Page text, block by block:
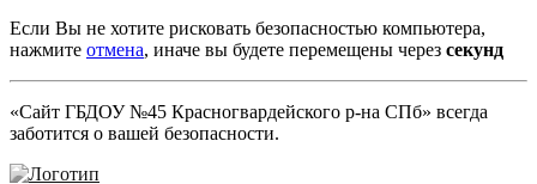
Если Вы не хотите рисковать безопасностью компьютера,
нажмите отмена, иначе вы будете перемещены через секунд
«Сайт ГБДОУ №45 Красногвардейского р-на СПб» всегда
заботится о вашей безопасности.